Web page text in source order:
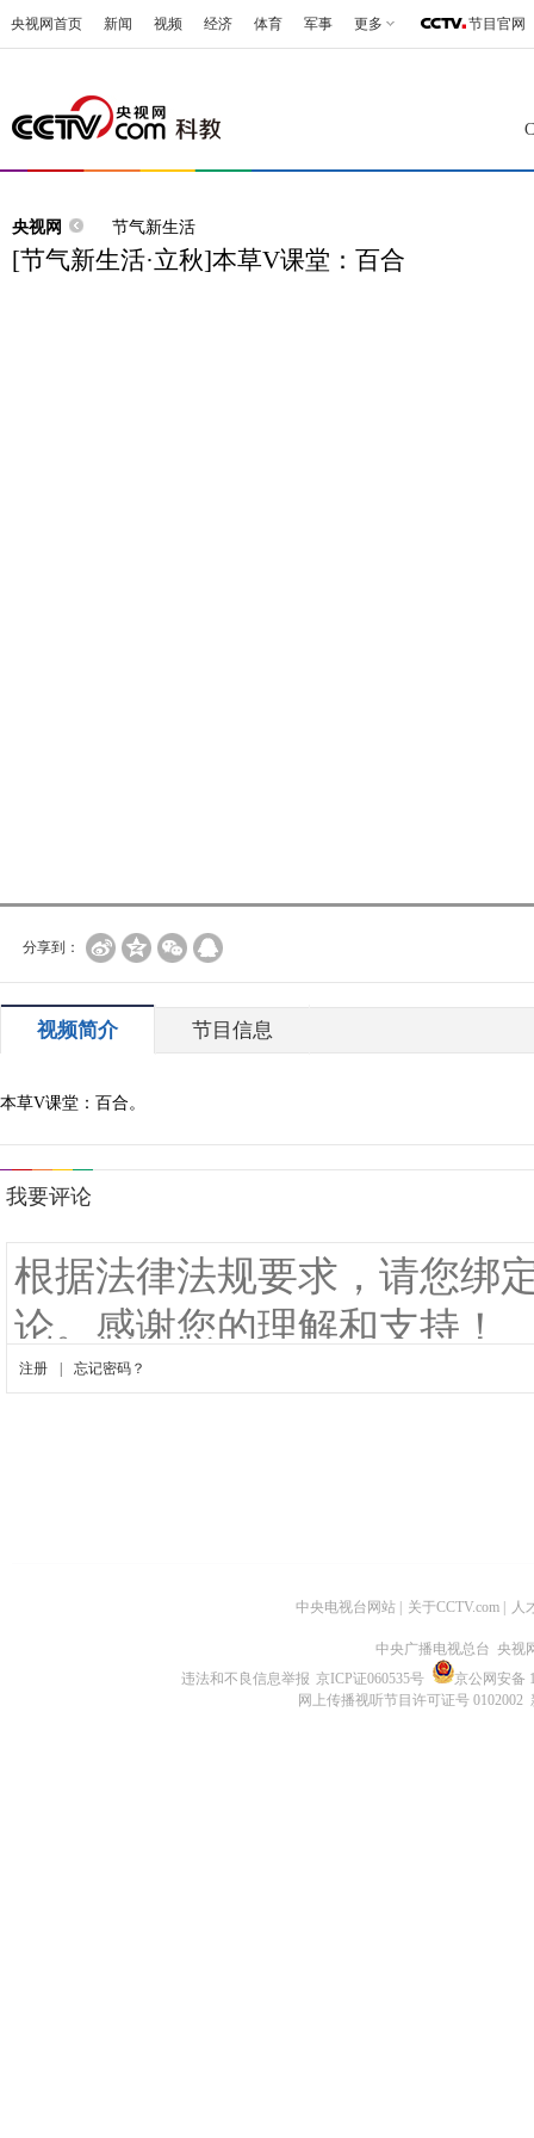
央视网首页 新闻 视频 经济 体育 军事 更多 节目官网
央视网 节气新生活
[节气新生活·立秋]本草V课堂：百合
分享到：
视频简介 节目信息
本草V课堂：百合。
中央电视台网站 关于CCTV.com 人
中央广播电视总台 央视
违法和不良信息举报 京ICP证060535号
京公网安备
网上传播视听节目许可证号 0102002